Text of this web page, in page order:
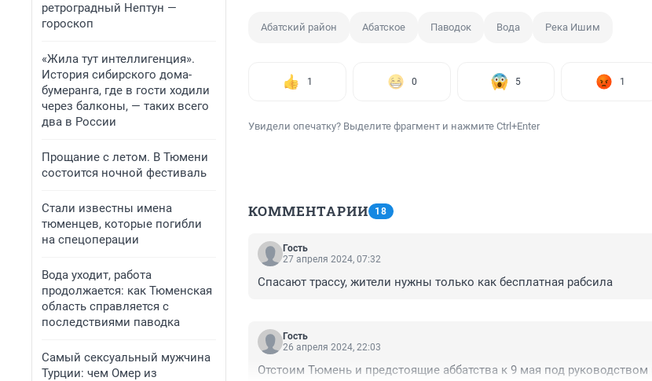
ретроградный Нептун —
гороскоп
«Жила тут интеллигенция».
История сибирского дома-
бумеранга, где в гости ходили
через балконы, — таких всего
два в России
Прощание с летом. В Тюмени
состоится ночной фестиваль
Стали известны имена
тюменцев, которые погибли
на спецоперации
Вода уходит, работа
продолжается: как Тюменская
область справляется с
последствиями паводка
Самый сексуальный мужчина
Турции: чем Омер из
Абатский район Абатское Паводок Вода Река Ишим
1 0 5 1
Увидели опечатку? Выделите фрагмент и нажмите Ctrl+Enter
КОММЕНТАРИИ 18
Гость
27 апреля 2024, 07:32
Спасают трассу, жители нужны только как бесплатная рабсила
Гость
26 апреля 2024, 22:03
Отстоим Тюмень и предстоящие аббатства к 9 мая под